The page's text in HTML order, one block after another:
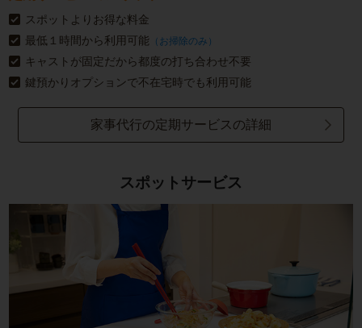
スポットよりお得な料金
最低１時間から利用可能 （お掃除のみ）
キャストが固定だから都度の打ち合わせ不要
鍵預かりオプションで不在宅時でも利用可能
家事代行の定期サービスの詳細
スポットサービス